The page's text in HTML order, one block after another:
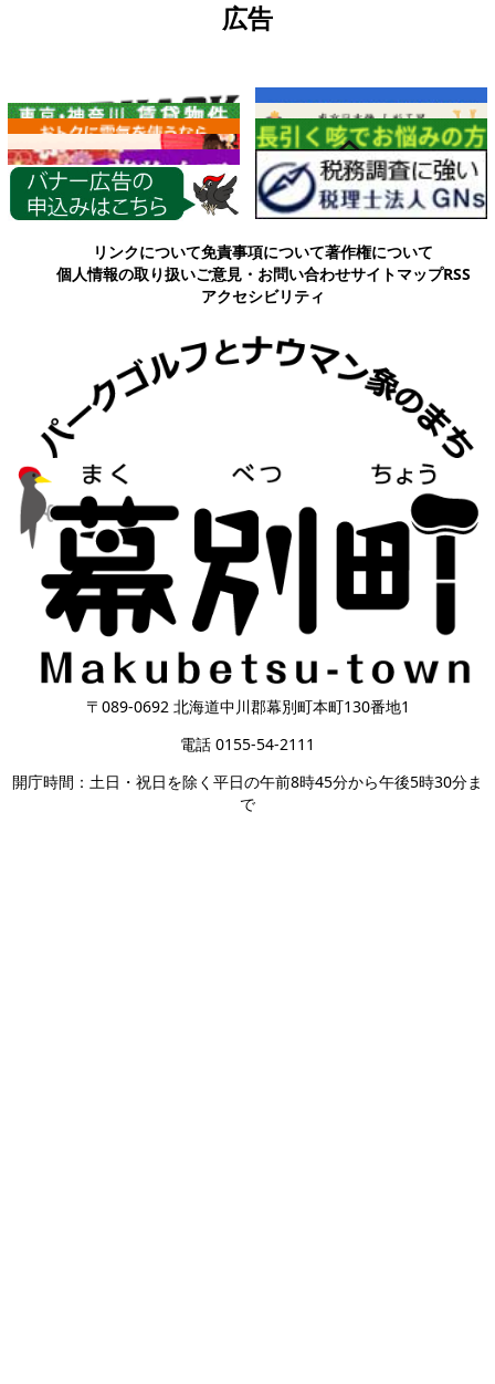
広告
各種情報
リンクについて免責事項について著作権について
個人情報の取り扱いご意見・お問い合わせサイトマップRSS
アクセシビリティ
〒089-0692 北海道中川郡幕別町本町130番地1
電話 0155-54-2111
開庁時間：土日・祝日を除く平日の午前8時45分から午後5時30分ま
で